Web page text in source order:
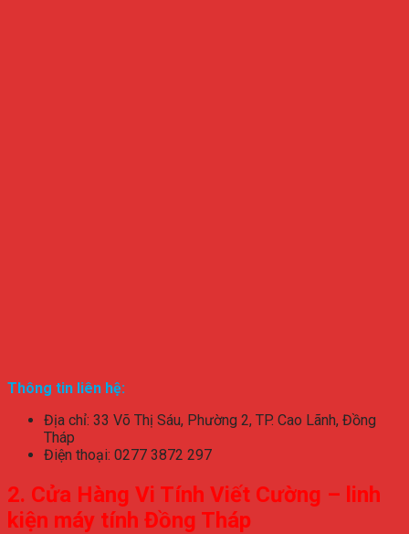
Thông tin liên hệ:
Địa chỉ: 33 Võ Thị Sáu, Phường 2, TP. Cao Lãnh, Đồng
Tháp
Điện thoại: 0277 3872 297
2. Cửa Hàng Vi Tính Viết Cường – linh
kiện máy tính Đồng Tháp